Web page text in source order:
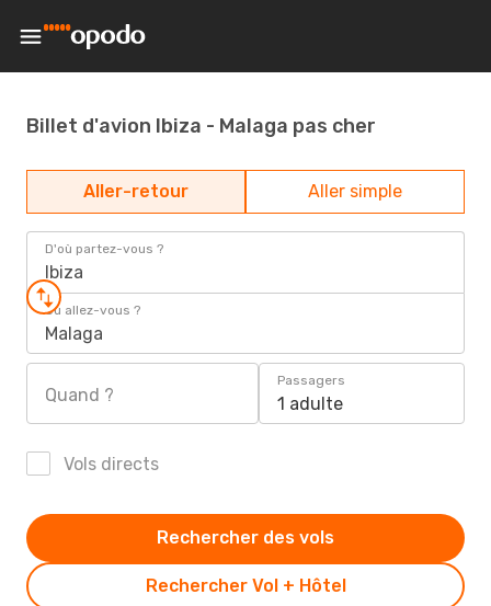
Billet d'avion Ibiza - Malaga pas cher
Aller-retour Aller simple
D'où partez-vous ?
Ibiza
Où allez-vous ?
Malaga
Quand ?
Passagers
1 adulte
Vols directs
Rechercher Vol + Hôtel
Rechercher des vols